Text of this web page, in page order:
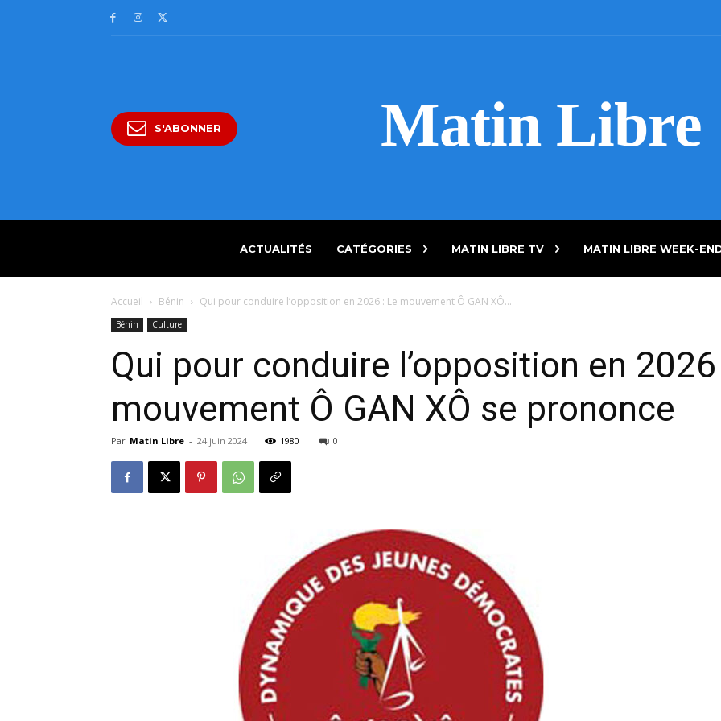
S'ABONNER Matin Libre
ACTUALITÉS CATÉGORIES MATIN LIBRE TV MATIN LIBRE WEEK-
Accueil Bénin Qui pour conduire l’opposition en 2026 : Le mouvement Ô GAN XÔ...
Bénin Culture
Qui pour conduire l’opposition en
mouvement Ô GAN XÔ se prononce
Par Matin Libre - 24 juin 2024 1980 0